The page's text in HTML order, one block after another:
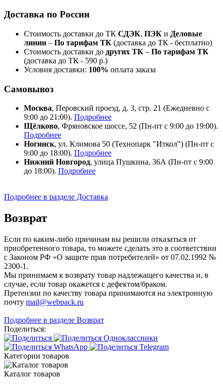
Доставка по России
Стоимость доставки до ТК СДЭК, ПЭК и Деловые
линии – По тарифам ТК (доставка до ТК - бесплатно)
Стоимость доставки до других ТК – По тарифам ТК
(доставка до ТК - 590 р.)
Условия доставки: 100% оплата заказа
Самовывоз
Москва, Перовский проезд, д. 3, стр. 21 (Ежедневно с
9:00 до 21:00). Подробнее
Щёлково, Фряновское шоссе, 52 (Пн-пт с 9:00 до 19:00).
Подробнее
Ногинск, ул. Климова 50 (​Технопарк "Иткол") (Пн-пт с
9:00 до 18:00). Подробнее
Нижний Новгород, улица Пушкина, 36А (Пн-пт с 9:00
до 18:00). Подробнее
Подробнее в разделе Доставка
Возврат
Если по каким-либо причинам вы решили отказаться от
приобретенного товара, то можете сделать это в соответствии
с Законом РФ «О защите прав потребителей» от 07.02.1992 №
2300-1.
Мы принимаем к возврату товар надлежащего качества и, в
случае, если товар окажется с дефектом/браком.
Претензии по качеству товара принимаются на электронную
почту mail@webpack.ru
Подробнее в разделе Возврат
Поделиться:
Категории товаров
Каталог товаров